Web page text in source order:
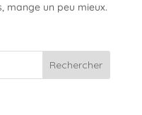
mange un peu mieux.
Rechercher